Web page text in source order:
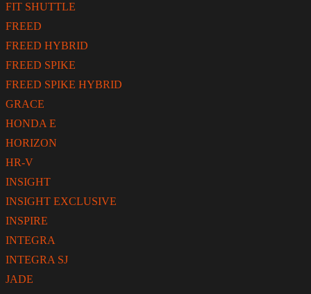
FIT SHUTTLE
FREED
FREED HYBRID
FREED SPIKE
FREED SPIKE HYBRID
GRACE
HONDA E
HORIZON
HR-V
INSIGHT
INSIGHT EXCLUSIVE
INSPIRE
INTEGRA
INTEGRA SJ
JADE